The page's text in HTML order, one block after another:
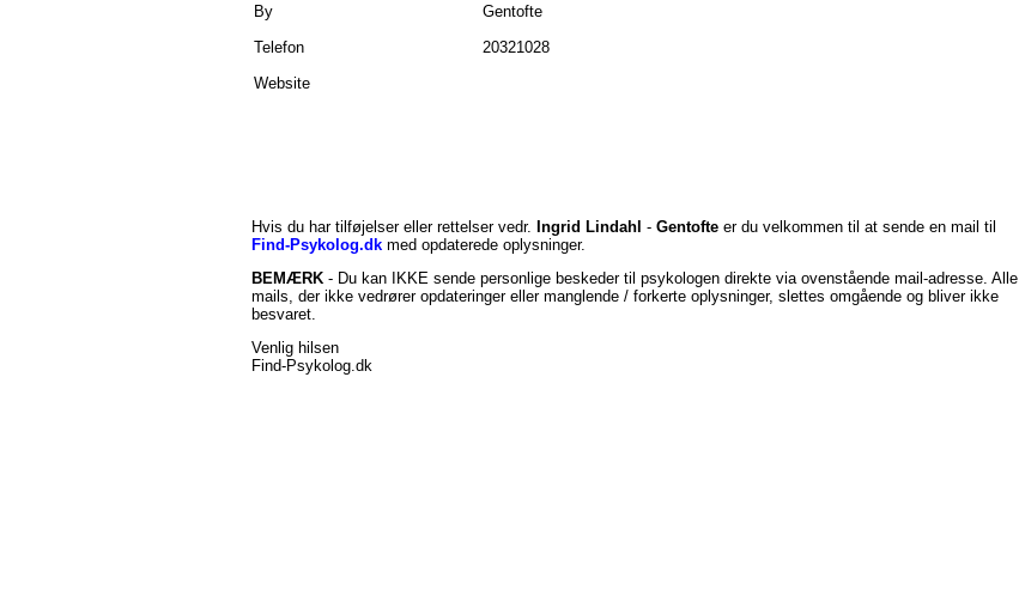
By
Gentofte
Telefon
20321028
Website
Hvis du har tilføjelser eller rettelser vedr. Ingrid Lindahl - Gentofte er du velkommen til at sende en mail til
Find-Psykolog.dk med opdaterede oplysninger.
BEMÆRK - Du kan IKKE sende personlige beskeder til psykologen direkte via ovenstående mail-adresse. Alle
mails, der ikke vedrører opdateringer eller manglende / forkerte oplysninger, slettes omgående og bliver ikke
besvaret.
Venlig hilsen
Find-Psykolog.dk